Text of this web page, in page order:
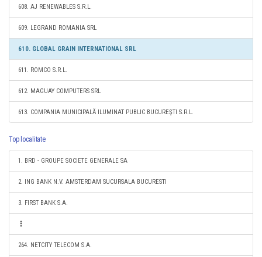
608. AJ RENEWABLES S.R.L.
609. LEGRAND ROMANIA SRL
610. GLOBAL GRAIN INTERNATIONAL SRL
611. ROMCO S.R.L.
612. MAGUAY COMPUTERS SRL
613. COMPANIA MUNICIPALĂ ILUMINAT PUBLIC BUCUREŞTI S.R.L.
Top localitate
1. BRD - GROUPE SOCIETE GENERALE SA
2. ING BANK N.V. AMSTERDAM SUCURSALA BUCURESTI
3. FIRST BANK S.A.
264. NETCITY TELECOM S.A.